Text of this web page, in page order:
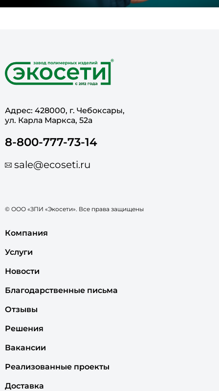
Адрес: 428000, г. Чебоксары,
ул. Карла Маркса, 52а
8-800-777-73-14
sale@ecoseti.ru
© ООО «ЗПИ «Экосети». Все права защищены
Компания
Услуги
Новости
Благодарственные письма
Отзывы
Решения
Вакансии
Реализованные проекты
Доставка